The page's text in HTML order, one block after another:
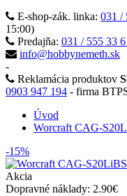
E-shop-zák. linka: 031 /
15:00)
Predajňa: 031 / 555 33
info@hobbynemeth.sk
-
Reklamácia produktov
0903 947 194 - firma
Úvod
Worcraft CAG-
-15%
Akcia
Dopravné náklady: 2.90€